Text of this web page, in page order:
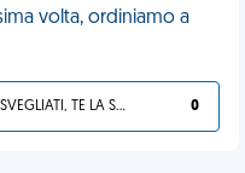
volta, ordiniamo a
SVEGLIATI, TE LA SEI CERCATA! 0